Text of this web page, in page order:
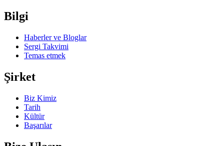
Bilgi
Haberler ve Bloglar
Sergi Takvimi
Temas etmek
Şirket
Biz Kimiz
Tarih
Kültür
Başarılar